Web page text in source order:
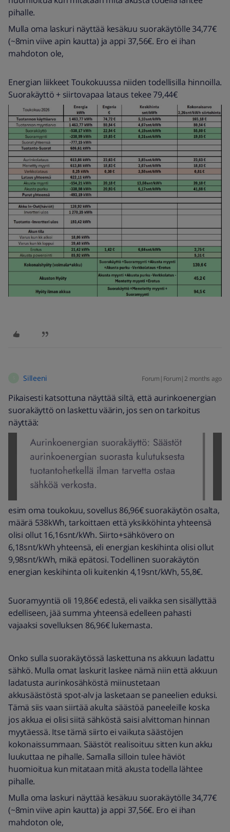
pihalle.
Mulla oma laskuri näyttää kesäkuu suorakäytölle 34,77€
(~8min viive apin kautta) ja appi 37,56€. Ero ei ihan
mahdoton ole,
Energian liikkeet Toukokuussa niiden todellisilla hinnoilla.
Suorakäyttö + siirtovapaa lataus tekee 79,44€
Silleeni Forum|Forum|2 months ago
Pikaisesti katsottuna näyttää siltä, että aurinkoenergian
suorakäyttö on laskettu väärin, jos sen on tarkoitus
näyttää:
esim oma toukokuu, sovellus 86,96€ suorakäytön osalta,
määrä 538kWh, tarkoittaen että yksikköhinta yhteensä
olisi ollut 16,16snt/kWh. Siirto+sähkövero on
6,18snt/kWh yhteensä, eli energian keskihinta olisi ollut
9,98snt/kWh, mikä epätosi. Todellinen suorakäytön
energian keskihinta oli kuitenkin 4,19snt/kWh, 55,8€.
Suoramyyntiä oli 19,86€ edestä, eli vaikka sen sisällyttää
edelliseen, jää summa yhteensä edelleen pahasti
vajaaksi sovelluksen 86,96€ lukemasta.
Onko sulla suorakäytössä laskettuna ns akkuun ladattu
sähkö. Mulla omat laskurit laskee nämä niin että akkuun
ladatusta aurinkosähköstä miinustetaan
akkusäästöstä spot-alv ja lasketaan se paneelien eduksi.
Tämä siis vaan siirtää akulta säästöä paneeleille koska
jos akkua ei olisi siitä sähköstä saisi alvittoman hinnan
myytäessä. Itse tämä siirto ei vaikuta säästöjen
kokonaissummaan. Säästöt realisoituu sitten kun akku
luukuttaa ne pihalle. Samalla silloin tulee häviöt
huomioitua kun mitataan mitä akusta todella lähtee
pihalle.
Mulla oma laskuri näyttää kesäkuu suorakäytölle 34,77€
(~8min viive apin kautta) ja appi 37,56€. Ero ei ihan
mahdoton ole,